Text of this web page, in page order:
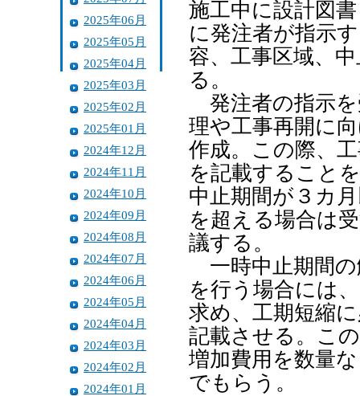
2025年06月
2025年05月
2025年04月
2025年03月
2025年02月
2025年01月
2024年12月
2024年11月
2024年10月
2024年09月
2024年08月
2024年07月
2024年06月
2024年05月
2024年04月
2024年03月
2024年02月
2024年01月
施工中に設計図
に発注者が指示
容、工事区域、
る。
発注者の指示を
理や工事再開に
作成。この際、
を記載すること
中止期間が３カ
を超える場合は
議する。
一時中止期間の
を行う場合には
求め、工期短縮
記載させる。こ
増加費用を数量
でもらう。